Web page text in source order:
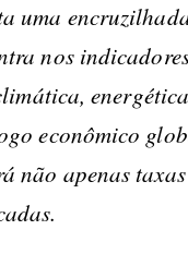
uma
nos
econômico
não apenas